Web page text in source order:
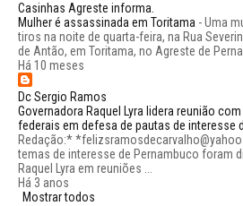
Casinhas Agreste informa.
Mulher é assassinada em Toritama -Uma
tiros na noite de quarta-feira, na Rua
de Antão, em Toritama, no Agreste de
Há 10 meses
Dc Sergio Ramos
Governadora Raquel Lyra lidera reunião
federais em defesa de pautas de interesse
Redação:*
temas de interesse de Pernambuco foram
Raquel Lyra em reuniões ...
Há 3 anos
Mostrar todos